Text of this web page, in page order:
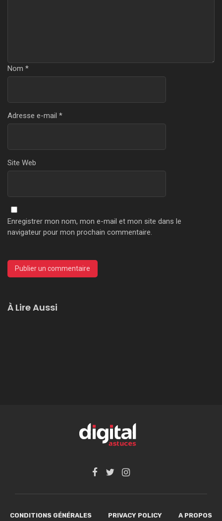
Nom *
Adresse e-mail *
Site Web
Enregistrer mon nom, mon e-mail et mon site dans le
navigateur pour mon prochain commentaire.
À Lire Aussi
CONDITIONS GÉNÉRALES PRIVACY POLICY A PROPOS